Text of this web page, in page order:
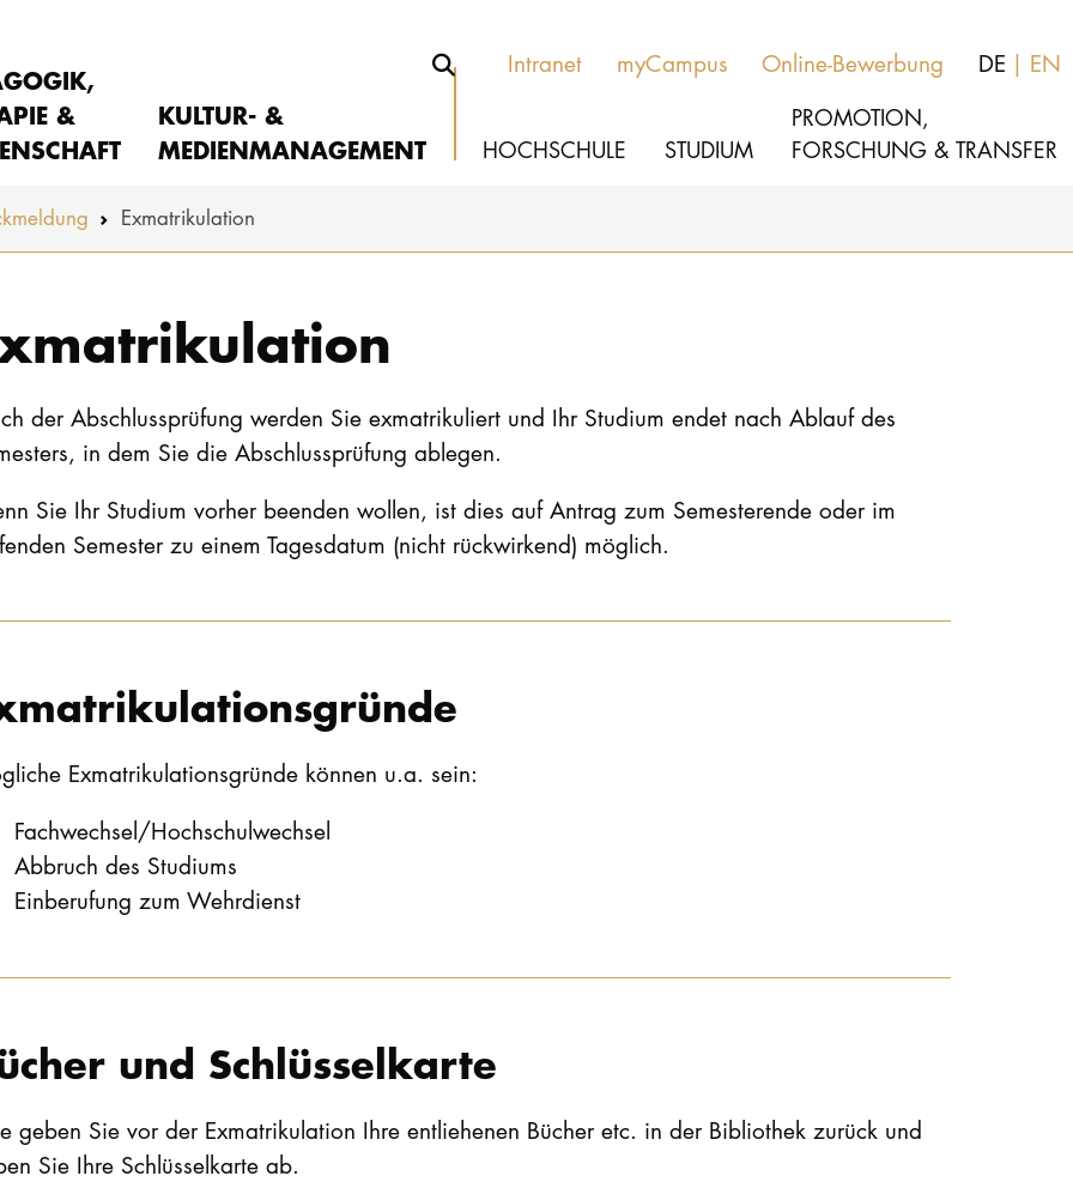
Intranet myCampus Online-Bewerbung DE EN
&
KULTUR- &
MEDIENMANAGEMENT
HOCHSCHULE STUDIUM
PROMOTION,
FORSCHUNG & TRANSFER
Exmatrikulation
der Abschlussprüfung werden Sie exmatrikuliert und Ihr Studium endet nach Ablauf des
in dem Sie die Abschlussprüfung ablegen.
Sie Ihr Studium vorher beenden wollen, ist dies auf Antrag zum Semesterende oder im
Semester zu einem Tagesdatum (nicht rückwirkend) möglich.
Exmatrikulationsgründe können u.a. sein:
Fachwechsel/Hochschulwechsel
Abbruch des Studiums
Einberufung zum Wehrdienst
und Schlüsselkarte
geben Sie vor der Exmatrikulation Ihre entliehenen Bücher etc. in der Bibliothek zurück und
Sie Ihre Schlüsselkarte ab.
PÄDAGOGIK, THERAPIE &